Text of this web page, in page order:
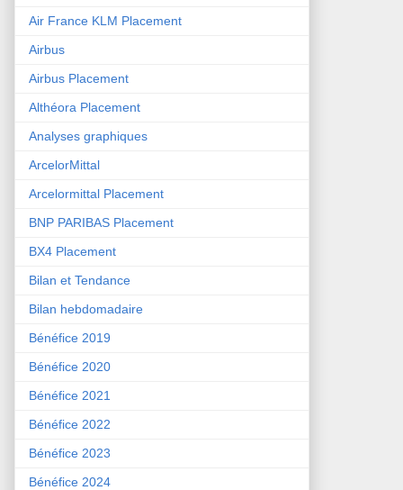
Air France KLM Placement
Airbus
Airbus Placement
Althéora Placement
Analyses graphiques
ArcelorMittal
Arcelormittal Placement
BNP PARIBAS Placement
BX4 Placement
Bilan et Tendance
Bilan hebdomadaire
Bénéfice 2019
Bénéfice 2020
Bénéfice 2021
Bénéfice 2022
Bénéfice 2023
Bénéfice 2024